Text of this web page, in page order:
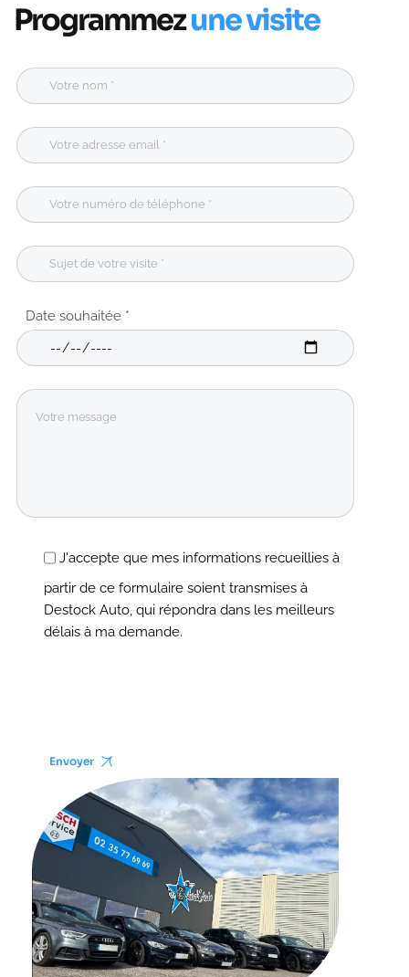
Programmezune visite
Date souhaitée *
J'accepte que mes informations recueillies à
partir de ce formulaire soient transmises à
Destock Auto, qui répondra dans les meilleurs
délais à ma demande.
Envoyer